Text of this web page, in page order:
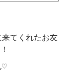
来てくれたお友
♡